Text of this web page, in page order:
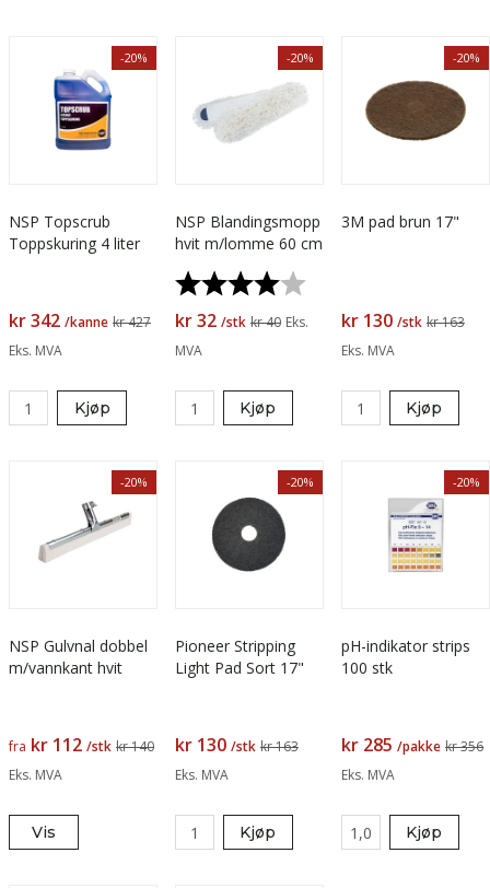
-20%
NSP Topscrub
Toppskuring 4 liter
kr 342 /kanne kr 427
Eks. MVA
Kjøp
-20%
NSP Blandingsmopp
hvit m/lomme 60 cm
Karakter:
4.0 av 5 mulige
kr 32 /stk kr 40 Eks.
MVA
Kjøp
-20%
3M pad brun 17"
kr 130 /stk kr 163
Eks. MVA
Kjøp
-20%
NSP Gulvnal dobbel
m/vannkant hvit
fra kr 112 /stk kr 140
Eks. MVA
Vis
-20%
Pioneer Stripping
Light Pad Sort 17"
kr 130 /stk kr 163
Eks. MVA
Kjøp
-20%
pH-indikator strips
100 stk
kr 285 /pakke kr 356
Eks. MVA
Kjøp